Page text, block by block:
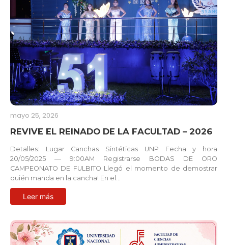
mayo 25, 2026
REVIVE EL REINADO DE LA FACULTAD – 2026
Detalles: Lugar Canchas Sintéticas UNP Fecha y hora
20/05/2025 — 9:00AM Registrarse BODAS DE ORO
CAMPEONATO DE FULBITO Llegó el momento de demostrar
quién manda en la cancha! En el…
Leer más